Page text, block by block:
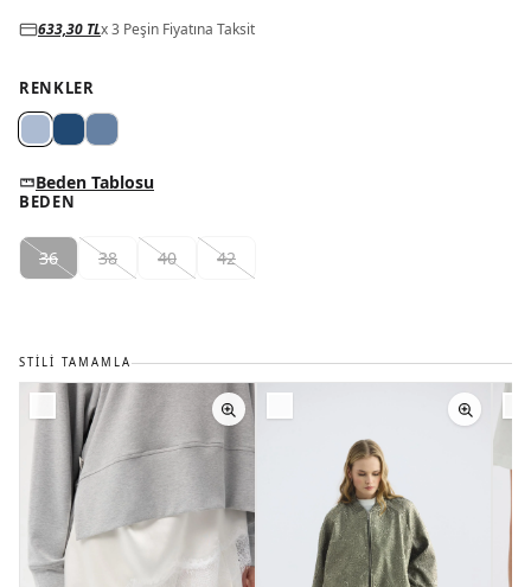
633,30 TLx 3 Peşin Fiyatına Taksit
RENKLER
Beden Tablosu
BEDEN
36 38 40 42
STILI TAMAMLA